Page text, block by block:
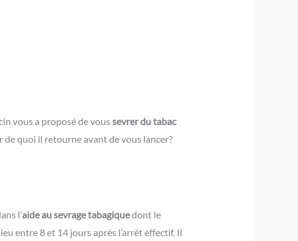
vous a proposé de voussevrer du tabac
de quoi il retourne avant de vous lancer?
l’aide au sevrage tabagiquedont le
entre 8 et 14 jours après l’arrêt effectif. Il